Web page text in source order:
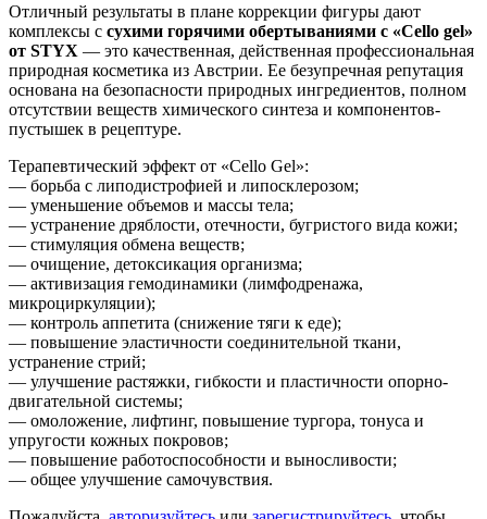
Отличный результаты в плане коррекции фигуры дают
комплексы с сухими горячими обертываниями с «Cello gel»
от STYX — это качественная, действенная профессиональная
природная косметика из Австрии. Ее безупречная репутация
основана на безопасности природных ингредиентов, полном
отсутствии веществ химического синтеза и компонентов-
пустышек в рецептуре.
Терапевтический эффект от «Cello Gel»:
— борьба с липодистрофией и липосклерозом;
— уменьшение объемов и массы тела;
— устранение дряблости, отечности, бугристого вида кожи;
— стимуляция обмена веществ;
— очищение, детоксикация организма;
— активизация гемодинамики (лимфодренажа,
микроциркуляции);
— контроль аппетита (снижение тяги к еде);
— повышение эластичности соединительной ткани,
устранение стрий;
— улучшение растяжки, гибкости и пластичности опорно-
двигательной системы;
— омоложение, лифтинг, повышение тургора, тонуса и
упругости кожных покровов;
— повышение работоспособности и выносливости;
— общее улучшение самочувствия.